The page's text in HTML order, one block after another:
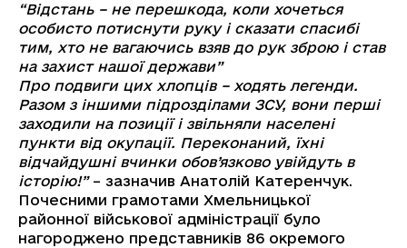
“Відстань – не перешкода, коли хочеться
особисто потиснути руку і сказати спасибі
тим, хто не вагаючись взяв до рук зброю і став
на захист нашої держави”
Про подвиги цих хлопців – ходять легенди.
Разом з іншими підрозділами ЗСУ, вони перші
заходили на позиції і звільняли населені
пункти від окупації. Переконаний, їхні
відчайдушні вчинки обов’язково увійдуть в
історію!”– зазначив Анатолій Катеренчук.
Почесними грамотами Хмельницької
районної військової адміністрації було
нагороджено представників 86 окремого